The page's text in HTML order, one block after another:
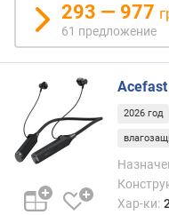
т
н
м
и
а
(
293 — 977
61 предложение
Acefast
2026 год
Хар-ки: